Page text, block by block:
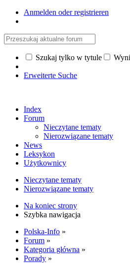
Anmelden oder registrieren
Szukaj tylko w tytule
Erweiterte Suche
Index
Forum
Nieczytane tematy
Nierozwiązane tematy
News
Leksykon
Użytkownicy
Nieczytane tematy
Nierozwiązane tematy
Na koniec strony
Szybka nawigacja
Polska-Info »
Forum »
Kategoria główna »
Porady »